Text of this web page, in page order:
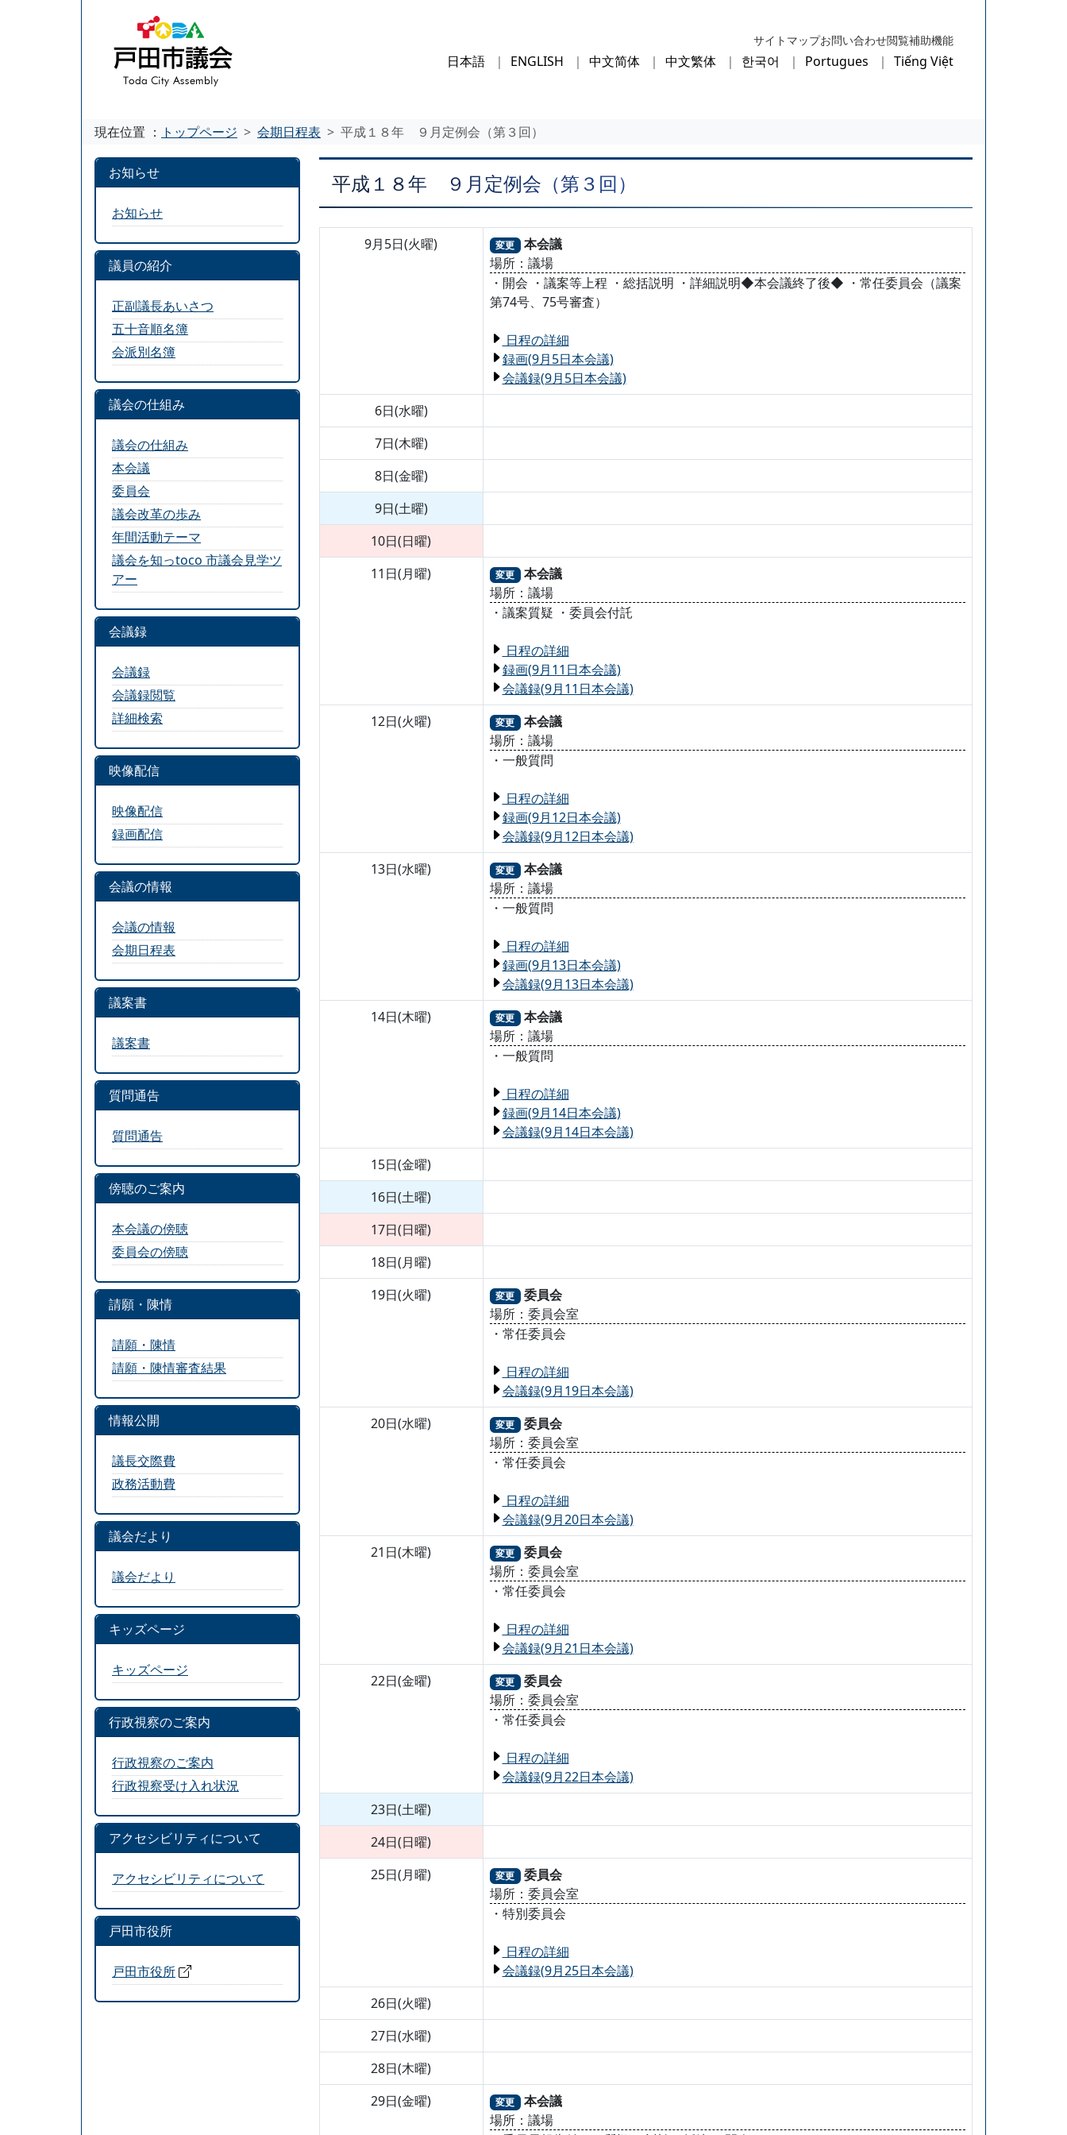
サイトマップお問い合わせ閲覧補助機能
日本語 ENGLISH 中文简体 中文繁体 한국어 Portugues Tiếng Việt
現在位置 ： トップページ 会期日程表 平成１８年 ９月定例会（第３回）
平成１８年 ９月定例会（第３回）
9月5日(火曜) 変更
本会議
場所：議場
・開会 ・議案等上程 ・総括説明 ・詳細説明◆本会議終了後◆ ・常任委員会（議案
第74号、75号審査）
日程の詳細
録画(9月5日本会議)
会議録(9月5日本会議)
6日(水曜)
7日(木曜)
8日(金曜)
9日(土曜)
10日(日曜)
11日(月曜)
変更
本会議
場所：議場
・議案質疑 ・委員会付託
日程の詳細
録画(9月11日本会議)
会議録(9月11日本会議)
12日(火曜)
変更
本会議
場所：議場
・一般質問
日程の詳細
録画(9月12日本会議)
会議録(9月12日本会議)
13日(水曜)
変更
本会議
場所：議場
・一般質問
日程の詳細
録画(9月13日本会議)
会議録(9月13日本会議)
14日(木曜)
変更
本会議
場所：議場
・一般質問
日程の詳細
録画(9月14日本会議)
会議録(9月14日本会議)
15日(金曜)
16日(土曜)
17日(日曜)
18日(月曜)
19日(火曜)
変更
委員会
場所：委員会室
・常任委員会
日程の詳細
会議録(9月19日本会議)
20日(水曜)
変更
委員会
場所：委員会室
・常任委員会
日程の詳細
会議録(9月20日本会議)
21日(木曜)
変更
委員会
場所：委員会室
・常任委員会
日程の詳細
会議録(9月21日本会議)
22日(金曜)
変更
委員会
場所：委員会室
・常任委員会
日程の詳細
会議録(9月22日本会議)
23日(土曜)
24日(日曜)
25日(月曜)
変更
委員会
場所：委員会室
・特別委員会
日程の詳細
会議録(9月25日本会議)
26日(火曜)
27日(水曜)
28日(木曜)
29日(金曜)
変更
本会議
場所：議場
お知らせ
お知らせ
議員の紹介
正副議長あいさつ
五十音順名簿
会派別名簿
議会の仕組み
議会の仕組み
本会議
委員会
議会改革の歩み
年間活動テーマ
議会を知っtoco 市議会見学ツ
アー
会議録
会議録
会議録閲覧
詳細検索
映像配信
映像配信
録画配信
会議の情報
会議の情報
会期日程表
議案書
議案書
質問通告
質問通告
傍聴のご案内
本会議の傍聴
委員会の傍聴
請願・陳情
請願・陳情
請願・陳情審査結果
情報公開
議長交際費
政務活動費
議会だより
議会だより
キッズページ
キッズページ
行政視察のご案内
行政視察のご案内
行政視察受け入れ状況
アクセシビリティについて
アクセシビリティについて
戸田市役所
戸田市役所